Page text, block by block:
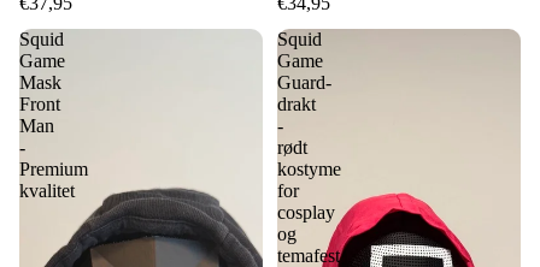
Squid
Game
Mask
Front
Man
-
Premium
kvalitet
Squid
Game
Guard-
drakt
-
rødt
kostyme
for
cosplay
og
temafest